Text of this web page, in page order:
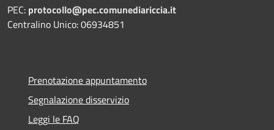
PEC: protocollo@pec.comunediariccia.it
Centralino Unico: 06934851
Prenotazione appuntamento
Segnalazione disservizio
Leggi le FAQ